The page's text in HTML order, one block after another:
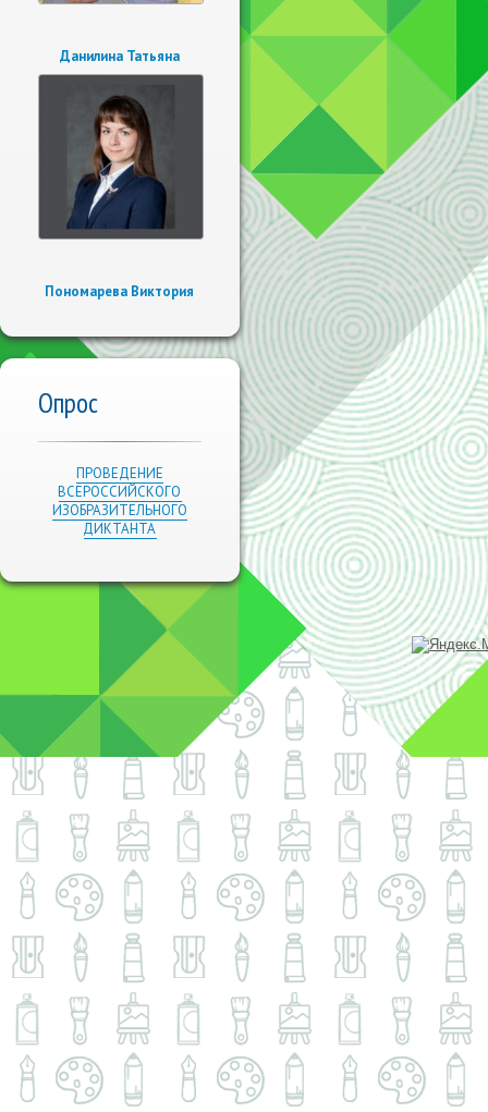
Данилина Татьяна
Пономарева Виктория
Опрос
ПРОВЕДЕНИЕ
ВСЕРОССИЙСКОГО
ИЗОБРАЗИТЕЛЬНОГО
ДИКТАНТА